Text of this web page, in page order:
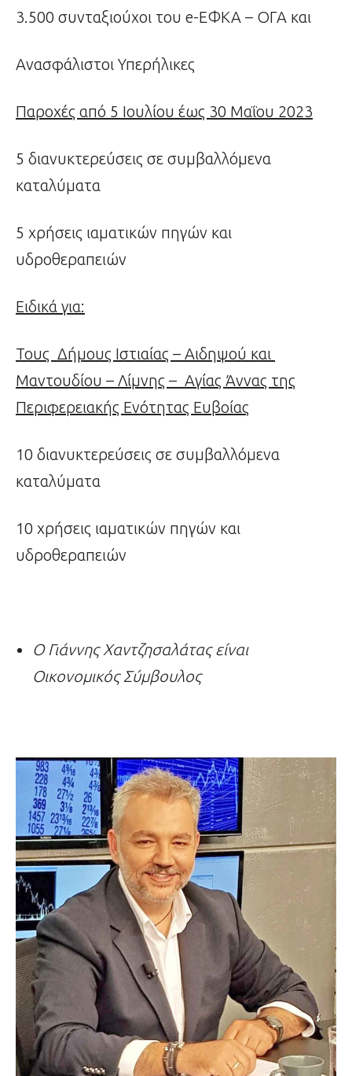
3.500 συνταξιούχοι του e-ΕΦΚΑ – ΟΓΑ και
Ανασφάλιστοι Υπερήλικες
Παροχές από 5 Ιουλίου έως 30 Μαΐου 2023
5 διανυκτερεύσεις σε συμβαλλόμενα
καταλύματα
5 χρήσεις ιαματικών πηγών και
υδροθεραπειών
Ειδικά για:
Τους Δήμους Ιστιαίας – Αιδηψού και
Μαντουδίου – Λίμνης – Αγίας Άννας της
Περιφερειακής Ενότητας Ευβοίας
10 διανυκτερεύσεις σε συμβαλλόμενα
καταλύματα
10 χρήσεις ιαματικών πηγών και
υδροθεραπειών
Ο Γιάννης Χαντζησαλάτας είναι
Οικονομικός Σύμβουλος